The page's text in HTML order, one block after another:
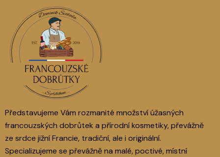
Představujeme Vám rozmanité množství úžasných
francouzských dobrůtek a přírodní kosmetiky, převážně
ze srdce jižní Francie, tradiční, ale i originální.
Specializujeme se převážně na malé, poctivé, místní